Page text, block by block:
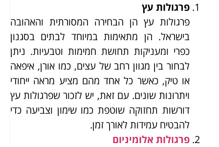
פרגולות עץ
פרגולות עץ הן הבחירה המסורתית והאהובה
בישראל. הן מתאימות במיוחד לבתים בסגנון
כפרי ומעניקות תחושת חמימות וטבעיות. ניתן
לבחור בין מגוון רחב של עצים, כמו אורן, איפאה
או טיק, כאשר כל אחד מהם מציע מראה ייחודי
ויתרונות שונים. עם זאת, יש לזכור שפרגולות עץ
דורשות תחזוקה שוטפת כמו שימון וצביעה כדי
להבטיח עמידות לאורך זמן.
פרגולות אלומיניום